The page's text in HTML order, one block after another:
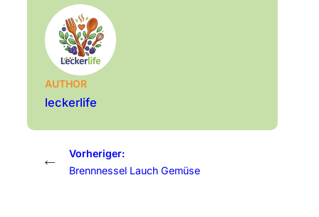
AUTHOR
leckerlife
←
Vorheriger:
Brennnessel Lauch Gemüse